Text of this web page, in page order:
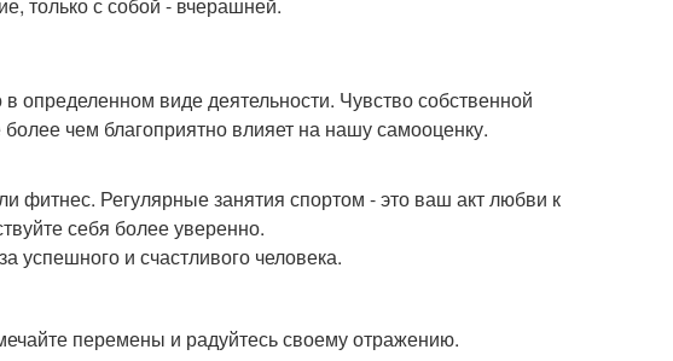
определенном виде деятельности. Чувство собственной
чем благоприятно влияет на нашу самооценку.
фитнес. Регулярные занятия спортом - это ваш акт любви к
себя более уверенно.
успешного и счастливого человека.
перемены и радуйтесь своему отражению.